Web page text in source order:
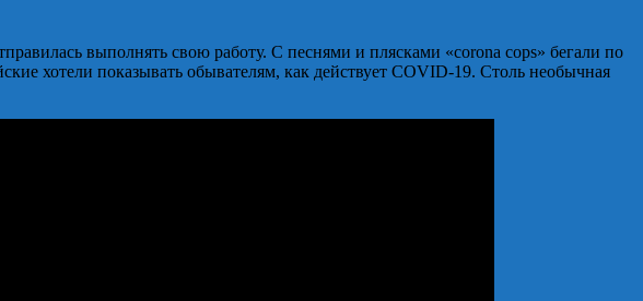
выполнять свою работу. С песнями и плясками «corona cops» бегали по
хотели показывать обывателям, как действует COVID-19. Столь необычная